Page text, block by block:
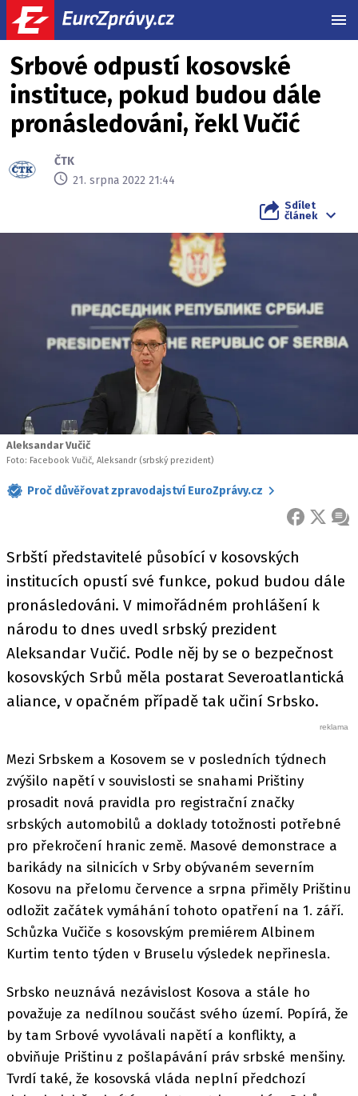
Srbové odpustí kosovské
instituce, pokud budou dále
pronásledováni, řekl Vučić
ČTK
21. srpna 2022 21:44
Sdílet
článek
Aleksandar Vučič
Foto: Facebook Vučič, Aleksandr (srbský prezident)
Proč důvěřovat zpravodajství EuroZprávy.cz
FACEBOOK
X
Srbští představitelé působící v kosovských
institucích opustí své funkce, pokud budou dále
pronásledováni. V mimořádném prohlášení k
národu to dnes uvedl srbský prezident
Aleksandar Vučić. Podle něj by se o bezpečnost
kosovských Srbů měla postarat Severoatlantická
aliance, v opačném případě tak učiní Srbsko.
Mezi Srbskem a Kosovem se v posledních týdnech
zvýšilo napětí v souvislosti se snahami Prištiny
prosadit nová pravidla pro registrační značky
srbských automobilů a doklady totožnosti potřebné
pro překročení hranic země. Masové demonstrace a
barikády na silnicích v Srby obývaném severním
Kosovu na přelomu července a srpna přiměly Prištinu
odložit začátek vymáhání tohoto opatření na 1. září.
Schůzka Vučiče s kosovským premiérem Albinem
Kurtim tento týden v Bruselu výsledek nepřinesla.
Srbsko neuznává nezávislost Kosova a stále ho
považuje za nedílnou součást svého území. Popírá, že
by tam Srbové vyvolávali napětí a konflikty, a
obviňuje Prištinu z pošlapávání práv srbské menšiny.
Tvrdí také, že kosovská vláda neplní předchozí